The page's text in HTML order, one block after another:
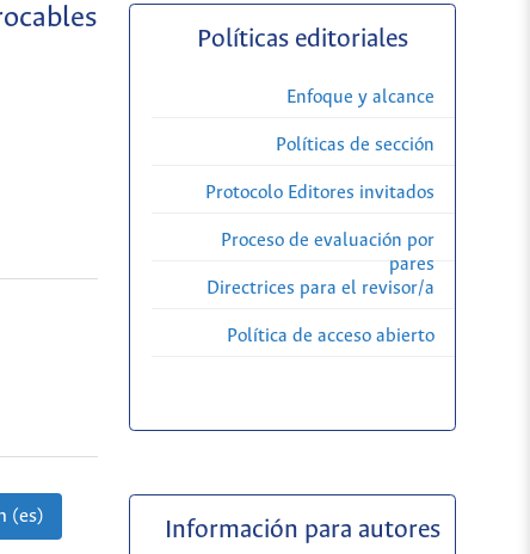
(es)
Políticas editoriales
Enfoque y alcance
Políticas de sección
Protocolo Editores invitados
Proceso de evaluación por
pares
Directrices para el revisor/a
Política de acceso abierto
Información para autores